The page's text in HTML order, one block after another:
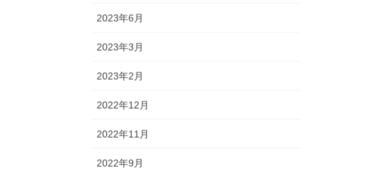
2023年6月
2023年3月
2023年2月
2022年12月
2022年11月
2022年9月